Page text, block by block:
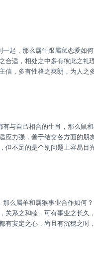
待人耿直热情，能言善辩，不
合适，相处之中多有彼此之
，多有性格之爽朗，为人之
胆怯之心。 属鼠之人地支属
应力强，善于结交各方面的
但不足的是个别问题上容易
强，富有创造性，喜欢发现
关系之和睦，可有事业之长
安定之心，尚且有沉稳之时
有友人相助，关系之和睦，